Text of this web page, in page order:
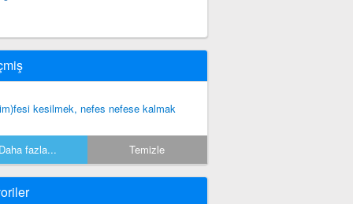
kesilmek, nefes nefese kalmak
Daha fazla... Temizle